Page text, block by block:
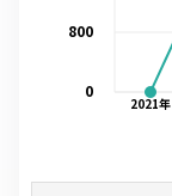
2021年
0
800